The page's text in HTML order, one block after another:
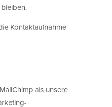
Kontaktaufnahme
als unsere